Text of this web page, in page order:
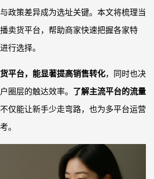
政策差异成为选址关键。本文将梳理当
卖货平台，帮助商家快速把握各家特
行选择。
平台，能显著提高销售转化，同时也决
圈层的触达效率。 了解主流平台的流量
仅能让新手少走弯路，也为多平台运营
。